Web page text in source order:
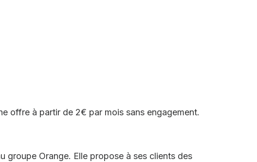
offre à partir de 2€ par mois sans engagement.
groupe Orange. Elle propose à ses clients des